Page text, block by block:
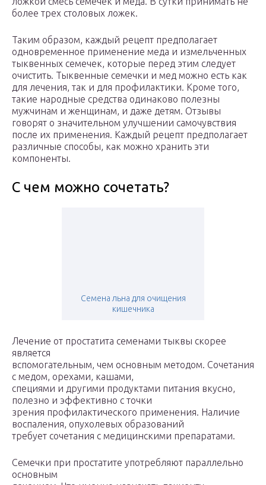
более трех столовых ложек.
Таким образом, каждый рецепт предполагает
одновременное применение меда и измельченных
тыквенных семечек, которые перед этим следует
очистить. Тыквенные семечки и мед можно есть как
для лечения, так и для профилактики. Кроме того,
такие народные средства одинаково полезны
мужчинам и женщинам, и даже детям. Отзывы
говорят о значительном улучшении самочувствия
после их применения. Каждый рецепт предполагает
различные способы, как можно хранить эти
компоненты.
С чем можно сочетать?
Семена льна для очищения
кишечника
Лечение от простатита семенами тыквы скорее
является
вспомогательным, чем основным методом. Сочетания
с медом, орехами, кашами,
специями и другими продуктами питания вкусно,
полезно и эффективно с точки
зрения профилактического применения. Наличие
воспаления, опухолевых образований
требует сочетания с медицинскими препаратами.
Семечки при простатите употребляют параллельно
основным